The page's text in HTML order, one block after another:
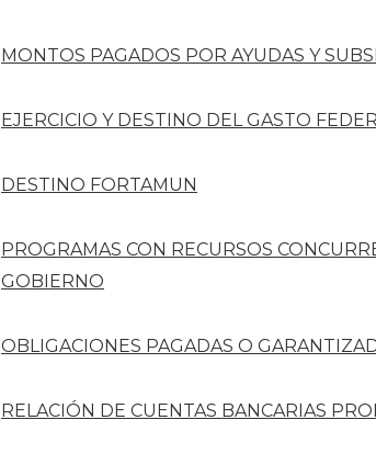
MONTOS PAGADOS POR AYUDAS Y
EJERCICIO Y DESTINO DEL GASTO
DESTINO FORTAMUN
PROGRAMAS CON RECURSOS
GOBIERNO
OBLIGACIONES PAGADAS O
RELACIÓN DE CUENTAS BANCARIAS